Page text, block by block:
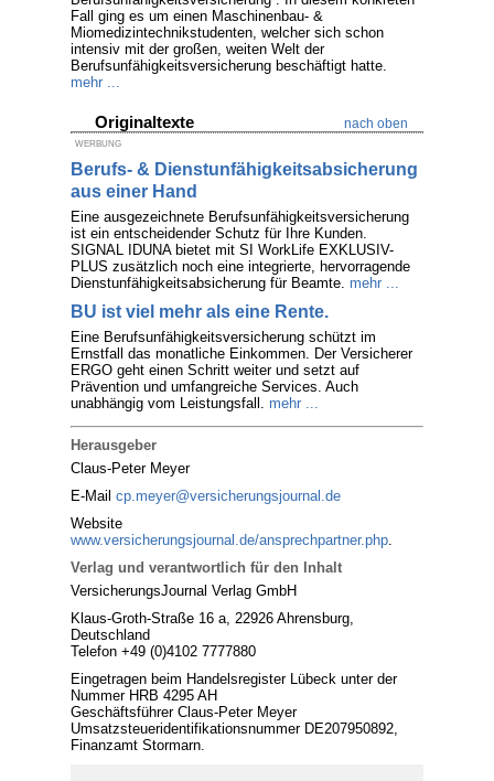
Fall ging es um einen Maschinenbau- &
Miomedizintechnikstudenten, welcher sich schon
intensiv mit der großen, weiten Welt der
Berufsunfähigkeitsversicherung beschäftigt hatte.
mehr ...
Originaltexte nach oben
WERBUNG
Berufs- & Dienstunfähigkeitsabsicherung
aus einer Hand
Eine ausgezeichnete Berufsunfähigkeitsversicherung
ist ein entscheidender Schutz für Ihre Kunden.
SIGNAL IDUNA bietet mit SI WorkLife EXKLUSIV-
PLUS zusätzlich noch eine integrierte, hervorragende
Dienstunfähigkeitsabsicherung für Beamte. mehr ...
BU ist viel mehr als eine Rente.
Eine Berufsunfähigkeitsversicherung schützt im
Ernstfall das monatliche Einkommen. Der Versicherer
ERGO geht einen Schritt weiter und setzt auf
Prävention und umfangreiche Services. Auch
unabhängig vom Leistungsfall. mehr ...
Herausgeber
Claus-Peter Meyer
E-Mail cp.meyer@versicherungsjournal.de
Website
www.versicherungsjournal.de/ansprechpartner.php.
Verlag und verantwortlich für den Inhalt
VersicherungsJournal Verlag GmbH
Klaus-Groth-Straße 16 a, 22926 Ahrensburg,
Deutschland
Telefon +49 (0)4102 7777880
Eingetragen beim Handelsregister Lübeck unter der
Nummer HRB 4295 AH
Geschäftsführer Claus-Peter Meyer
Umsatzsteueridentifikationsnummer DE207950892,
Finanzamt Stormarn.